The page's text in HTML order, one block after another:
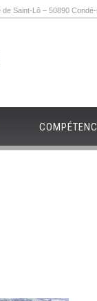
Saint-Lô – 50890